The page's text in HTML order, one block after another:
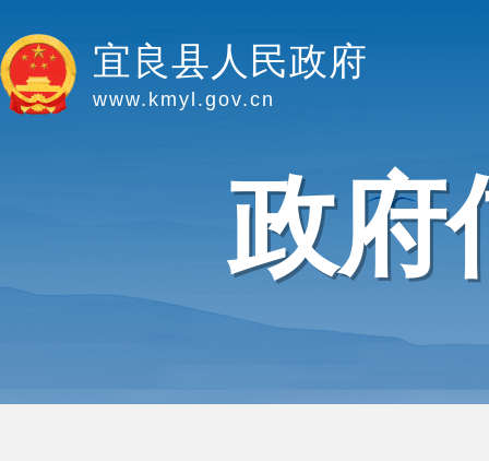
宜良县人民政府
www.kmyl.gov.cn
政府